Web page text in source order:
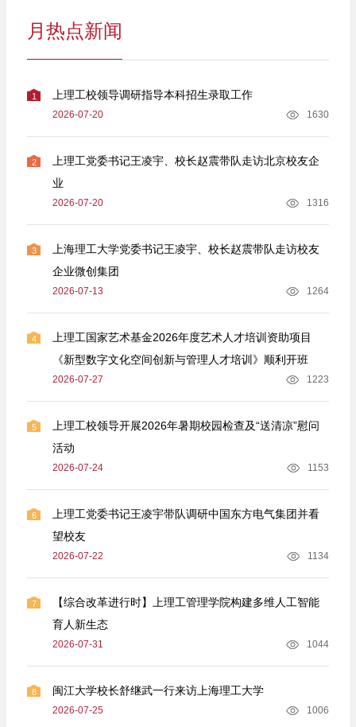
月热点新闻
1 上理工校领导调研指导本科招生录取工作
2026-07-20 1630
2
上理工党委书记王凌宇、校长赵震带队走访北京校友企
业
2026-07-20 1316
3
上海理工大学党委书记王凌宇、校长赵震带队走访校友
企业微创集团
2026-07-13 1264
4
上理工国家艺术基金2026年度艺术人才培训资助项目
《新型数字文化空间创新与管理人才培训》顺利开班
2026-07-27 1223
5
上理工校领导开展2026年暑期校园检查及“送清凉”慰问
活动
2026-07-24 1153
6
上理工党委书记王凌宇带队调研中国东方电气集团并看
望校友
2026-07-22 1134
7
【综合改革进行时】上理工管理学院构建多维人工智能
育人新生态
2026-07-31 1044
8 闽江大学校长舒继武一行来访上海理工大学
2026-07-25 1006